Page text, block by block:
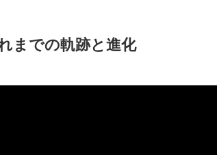
までの軌跡と進化